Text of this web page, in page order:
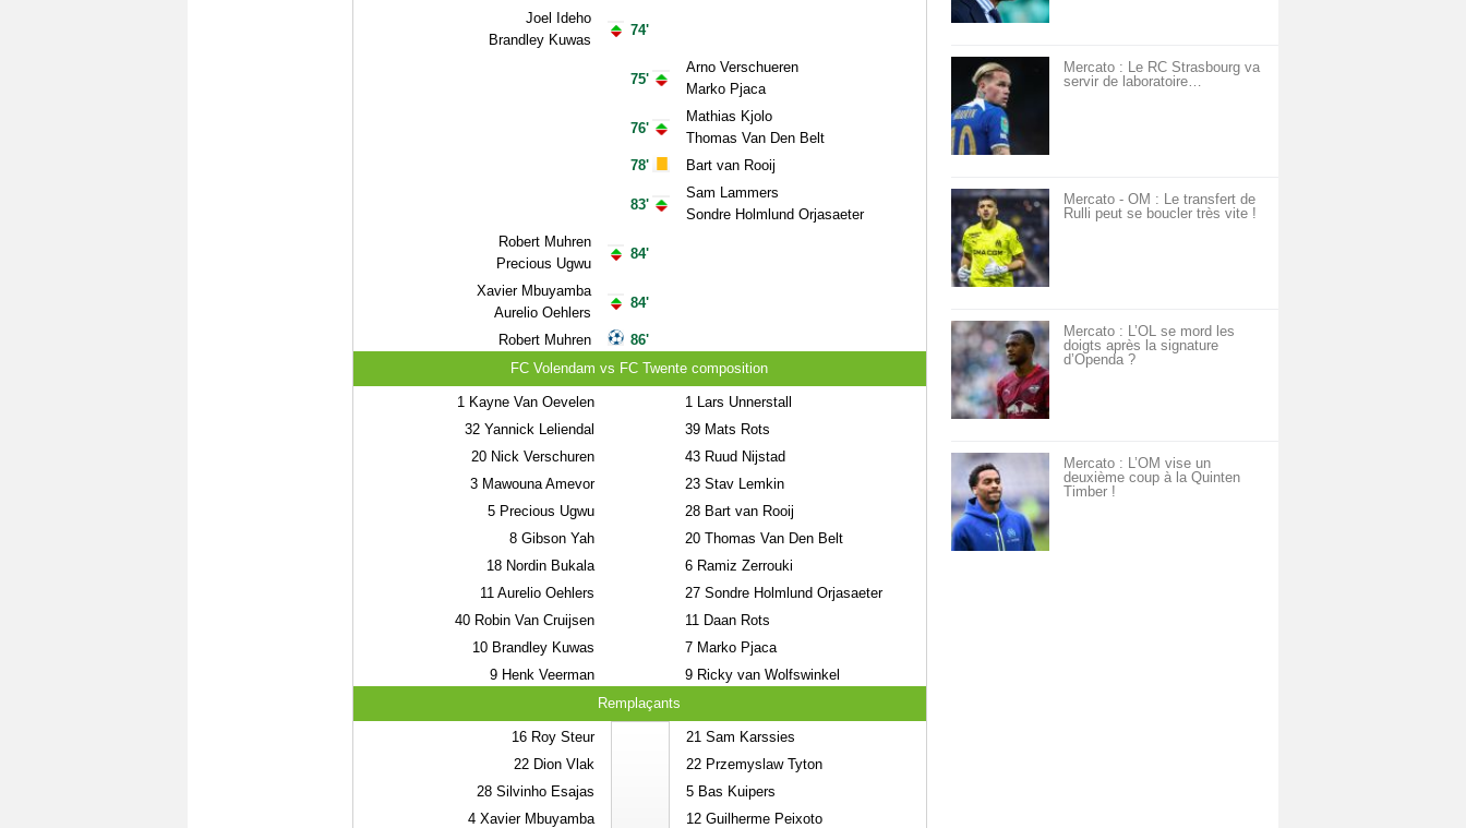
Joel Ideho
Brandley Kuwas
Robert Muhren
Precious Ugwu
Xavier Mbuyamba
Aurelio Oehlers
Robert Muhren
74'
75'
76'
78'
83'
84'
84'
86'
Arno Verschueren
Marko Pjaca
Mathias Kjolo
Thomas Van Den Belt
Bart van Rooij
Sam Lammers
Sondre Holmlund Orjasaeter
FC Volendam vs FC Twente composition
1Kayne Van Oevelen
32Yannick Leliendal
20Nick Verschuren
3Mawouna Amevor
5Precious Ugwu
8Gibson Yah
18Nordin Bukala
11Aurelio Oehlers
40Robin Van Cruijsen
10Brandley Kuwas
9Henk Veerman
1Lars Unnerstall
39Mats Rots
43Ruud Nijstad
23Stav Lemkin
28Bart van Rooij
20Thomas Van Den Belt
6Ramiz Zerrouki
27Sondre Holmlund Orjasaeter
11Daan Rots
7Marko Pjaca
9Ricky van Wolfswinkel
Remplaçants
16Roy Steur
22Dion Vlak
28Silvinho Esajas
4Xavier Mbuyamba
21Sam Karssies
22Przemyslaw Tyton
5Bas Kuipers
12Guilherme Peixoto
Mercato : Le RC Strasbourg va
servir de laboratoire…
Mercato - OM : Le transfert de
Rulli peut se boucler très vite !
Mercato : L’OL se mord les
doigts après la signature
d’Openda ?
Mercato : L’OM vise un
deuxième coup à la Quinten
Timber !